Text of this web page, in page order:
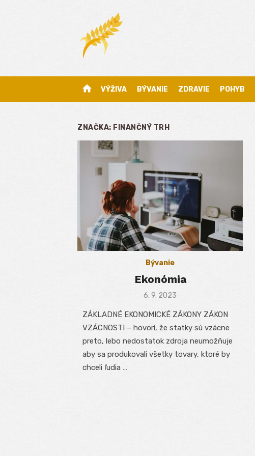
home VÝŽIVA BÝVANIE ZDRAVIE POHYB
ZNAČKA: FINANČNÝ TRH
Bývanie
Ekonómia
Posted
6. 9. 2023
ZÁKLADNÉ EKONOMICKÉ ZÁKONY ZÁKON
VZÁCNOSTI – hovorí, že statky sú vzácne
preto, lebo nedostatok zdroja neumožňuje
aby sa produkovali všetky tovary, ktoré by
chceli ľudia …